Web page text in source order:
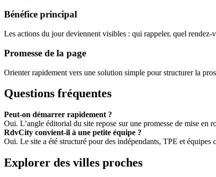
Bénéfice principal
Les actions du jour deviennent visibles : qui rappeler, quel
Promesse de la page
Orienter rapidement vers une solution simple pour structurer la
Questions fréquentes
Peut-on démarrer rapidement ?
Oui. L’angle éditorial du site repose sur une promesse de mise en
RdvCity convient-il à une petite équipe ?
Oui. Le site a été structuré pour des indépendants, TPE et
Explorer des villes proches